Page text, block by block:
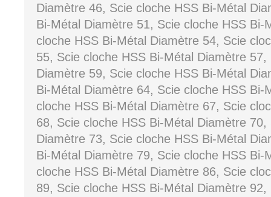
Diamètre 46, Scie cloche HSS Bi-Métal
Bi-Métal Diamètre 51, Scie cloche HSS Bi-
cloche HSS Bi-Métal Diamètre 54, Scie
55, Scie cloche HSS Bi-Métal Diamètre
Diamètre 59, Scie cloche HSS Bi-Métal
Bi-Métal Diamètre 64, Scie cloche HSS Bi-
cloche HSS Bi-Métal Diamètre 67, Scie
68, Scie cloche HSS Bi-Métal Diamètre
Diamètre 73, Scie cloche HSS Bi-Métal
Bi-Métal Diamètre 79, Scie cloche HSS Bi-
cloche HSS Bi-Métal Diamètre 86, Scie
89, Scie cloche HSS Bi-Métal Diamètre